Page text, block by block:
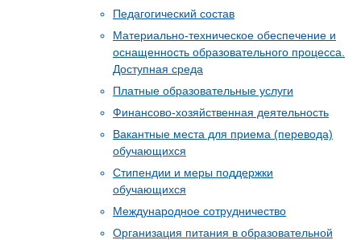
Педагогический состав
Материально-техническое обеспечение и
оснащенность образовательного процесса.
Доступная среда
Платные образовательные услуги
Финансово-хозяйственная деятельность
Вакантные места для приема (перевода)
обучающихся
Стипендии и меры поддержки
обучающихся
Международное сотрудничество
Организация питания в образовательной